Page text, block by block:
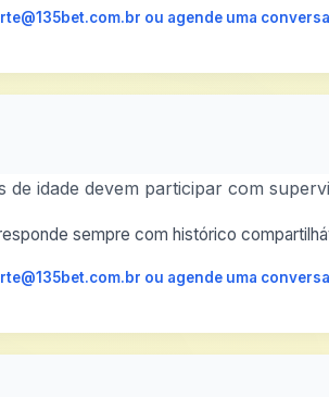
ou agende uma
idade devem participar com
sempre com histórico
ou agende uma